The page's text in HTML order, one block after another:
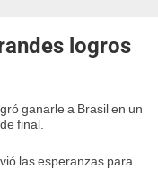
logros
ganarle a Brasil en un
final.
las esperanzas para